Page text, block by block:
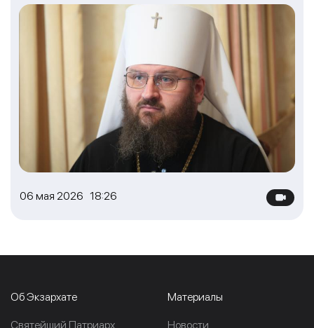
06 мая 2026 18:26
Об Экзархате
Cвятейший Патриарх
Материалы
Новости